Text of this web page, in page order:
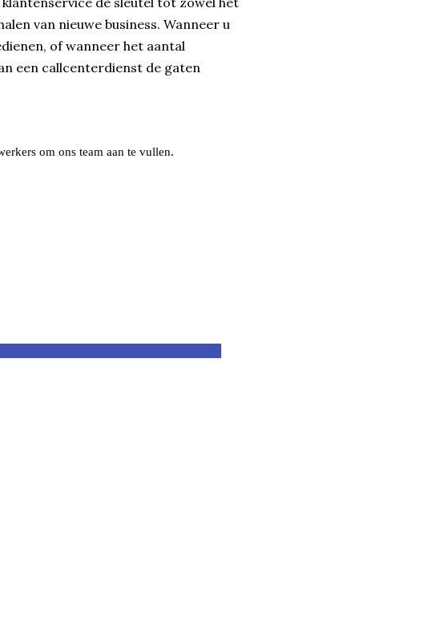
van nieuwe business. Wanneer u
of wanneer het aantal
een callcenterdienst de gaten